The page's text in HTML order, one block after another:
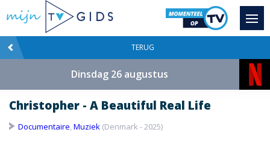
TERUG
Dinsdag 26 augustus
Christopher - A Beautiful Real Life
Documentaire,Muziek (Denmark - 2025)